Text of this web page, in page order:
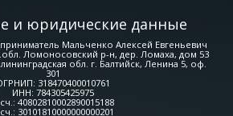
и юридические данные
Мальченко Алексей Евгеньевич
Ломоносовский р-н, дер. Ломаха, дом 53
обл. г. Балтийск, Ленина 5, оф.
301
318470400010761
ИНН: 784305425975
40802810002890015188
30101810000000000201